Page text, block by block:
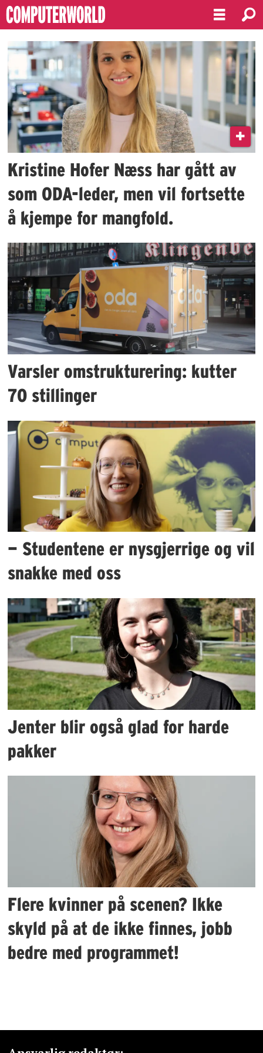
Emne:
oda
Kristine Hofer Næss har gått av
som ODA-leder, men vil fortsette
å kjempe for mangfold.
Varsler omstrukturering: kutter
70 stillinger
— Studentene er nysgjerrige og vil
snakke med oss
Jenter blir også glad for harde
pakker
Flere kvinner på scenen? Ikke
skyld på at de ikke finnes, jobb
bedre med programmet!